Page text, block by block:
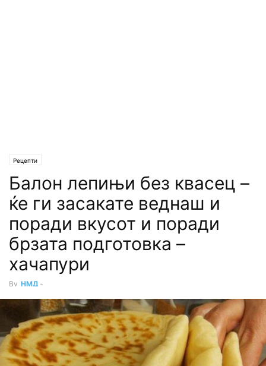
Рецепти
Балон лепињи без квасец –
ќе ги засакате веднаш и
поради вкусот и поради
брзата подготовка –
хачапури
By НМД -